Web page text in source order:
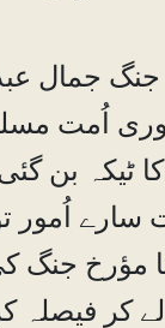
کی جنگ جمال
اُمت
کا ٹیکہ بن
سارے اُمور
مؤرخ
کر فیصلہ